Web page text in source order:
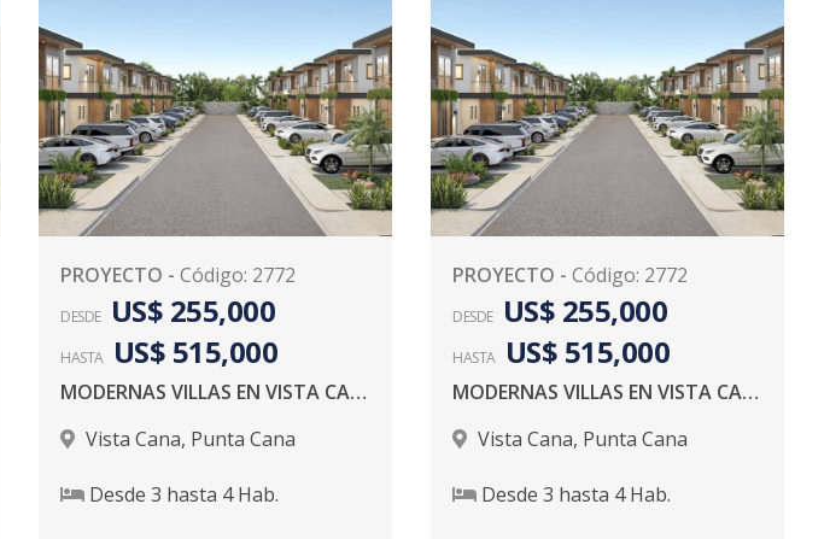
PROYECTO - Código: 2772
DESDE US$ 255,000
HASTA US$ 515,000
MODERNAS VILLAS EN VISTA CANA
Vista Cana, Punta Cana
Desde 3 hasta 4Hab.
PROYECTO - Código: 2772
DESDE US$ 255,000
HASTA US$ 515,000
MODERNAS VILLAS EN VISTA CANA
Vista Cana, Punta Cana
Desde 3 hasta 4Hab.